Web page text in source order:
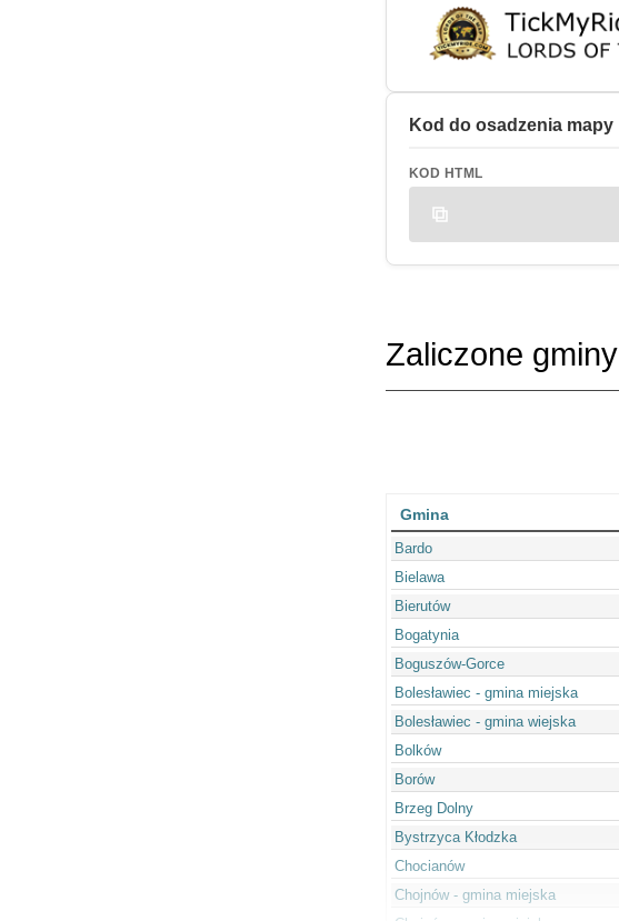
Kod do osadzenia mapy
KOD HTML
Zaliczone gminy
Gmina
Bardo
Bielawa
Bierutów
Bogatynia
Boguszów-Gorce
Bolesławiec - gmina miejska
Bolesławiec - gmina wiejska
Bolków
Borów
Brzeg Dolny
Bystrzyca Kłodzka
Chocianów
Chojnów - gmina miejska